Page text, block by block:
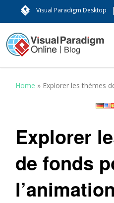
Visual Paradigm Desktop |
Home » Explorer les thèmes
Explorer
de fonds
l’animation